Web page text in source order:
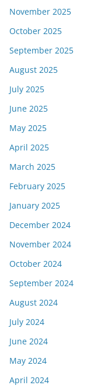
November 2025
October 2025
September 2025
August 2025
July 2025
June 2025
May 2025
April 2025
March 2025
February 2025
January 2025
December 2024
November 2024
October 2024
September 2024
August 2024
July 2024
June 2024
May 2024
April 2024